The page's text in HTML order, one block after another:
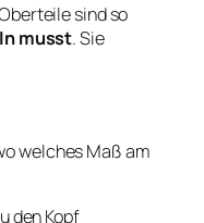
sind so
musst. Sie
welches Maß am
den Kopf